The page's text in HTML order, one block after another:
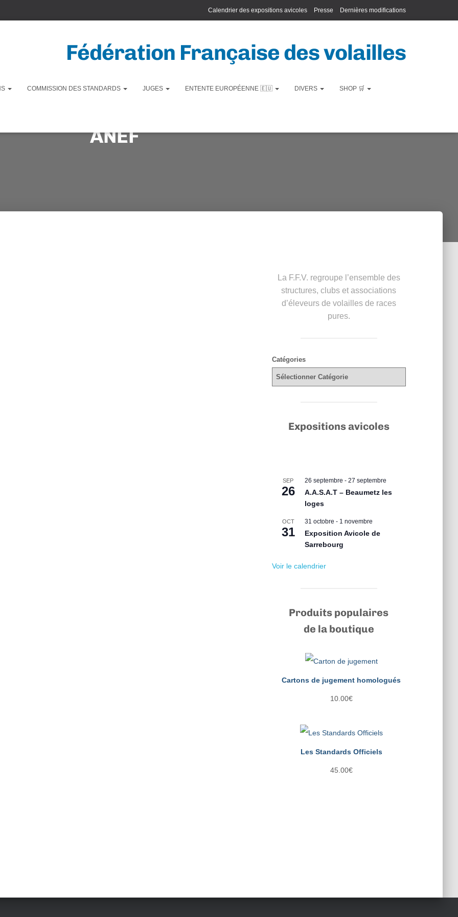
Calendrier des expositions avicoles Presse Dernières modifications
Fédération Française des volailles
COMMISSION DES STANDARDS JUGES ENTENTE EUROPÉENNE 🇪🇺 DIVERS SHOP 🛒
ANEF
La F.F.V. regroupe l’ensemble des
structures, clubs et associations
d’éleveurs de volailles de races
pures.
Catégories
Expositions avicoles
SEP
26
26 septembre - 27 septembre
A.A.S.A.T – Beaumetz les
loges
OCT
31
31 octobre - 1 novembre
Exposition Avicole de
Sarrebourg
Voir le calendrier
Produits populaires
de la boutique
Cartons de jugement homologués
10.00€
Les Standards Officiels
45.00€